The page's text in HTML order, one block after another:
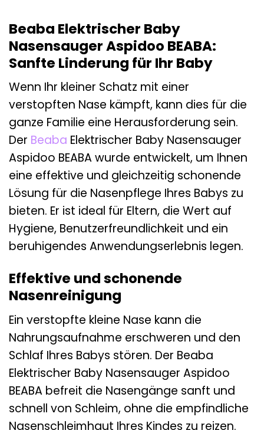
Beaba Elektrischer Baby
Nasensauger Aspidoo BEABA:
Sanfte Linderung für Ihr Baby
Wenn Ihr kleiner Schatz mit einer
verstopften Nase kämpft, kann dies für die
ganze Familie eine Herausforderung sein.
Der Beaba Elektrischer Baby Nasensauger
Aspidoo BEABA wurde entwickelt, um Ihnen
eine effektive und gleichzeitig schonende
Lösung für die Nasenpflege Ihres Babys zu
bieten. Er ist ideal für Eltern, die Wert auf
Hygiene, Benutzerfreundlichkeit und ein
beruhigendes Anwendungserlebnis legen.
Effektive und schonende
Nasenreinigung
Ein verstopfte kleine Nase kann die
Nahrungsaufnahme erschweren und den
Schlaf Ihres Babys stören. Der Beaba
Elektrischer Baby Nasensauger Aspidoo
BEABA befreit die Nasengänge sanft und
schnell von Schleim, ohne die empfindliche
Nasenschleimhaut Ihres Kindes zu reizen.